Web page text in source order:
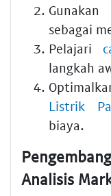
Gunakan
sebagai
Pelajari
langkah
Listrik
biaya.
Analisis